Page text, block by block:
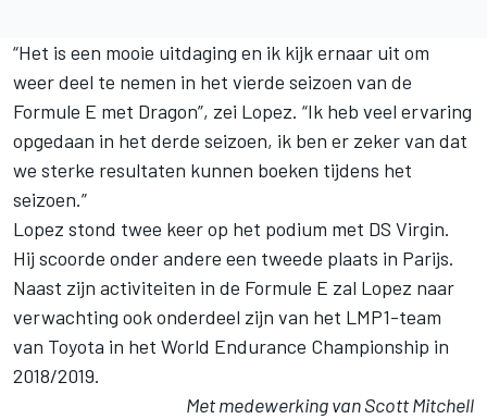
“Het is een mooie uitdaging en ik kijk ernaar uit om
weer deel te nemen in het vierde seizoen van de
Formule E met Dragon”, zei Lopez. “Ik heb veel ervaring
opgedaan in het derde seizoen, ik ben er zeker van dat
we sterke resultaten kunnen boeken tijdens het
seizoen.”
Lopez stond twee keer op het podium met DS Virgin.
Hij scoorde onder andere een tweede plaats in Parijs.
Naast zijn activiteiten in de Formule E zal Lopez naar
verwachting ook onderdeel zijn van het LMP1-team
van Toyota in het World Endurance Championship in
2018/2019.
Met medewerking van Scott Mitchell